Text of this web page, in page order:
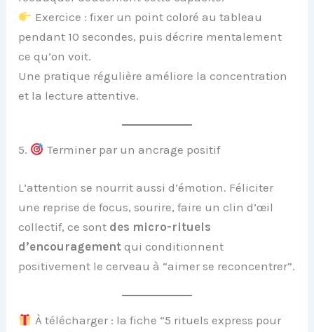
Exercice : fixer un point coloré au tableau
pendant 10 secondes, puis décrire mentalement
ce qu’on voit.
Une pratique régulière améliore la concentration
et la lecture attentive.
5. Terminer par un ancrage positif
L’attention se nourrit aussi d’émotion. Féliciter
une reprise de focus, sourire, faire un clin d’œil
collectif, ce sont des micro-rituels
d’encouragement qui conditionnent
positivement le cerveau à “aimer se reconcentrer”.
À télécharger : la fiche “5 rituels express pour